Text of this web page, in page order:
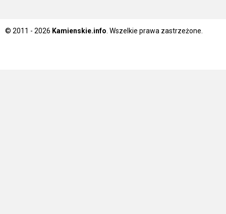
© 2011 - 2026 Kamienskie.info . Wszelkie prawa zastrzeżone.